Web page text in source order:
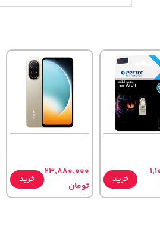
خرید
23,880,000
تومان
خرید